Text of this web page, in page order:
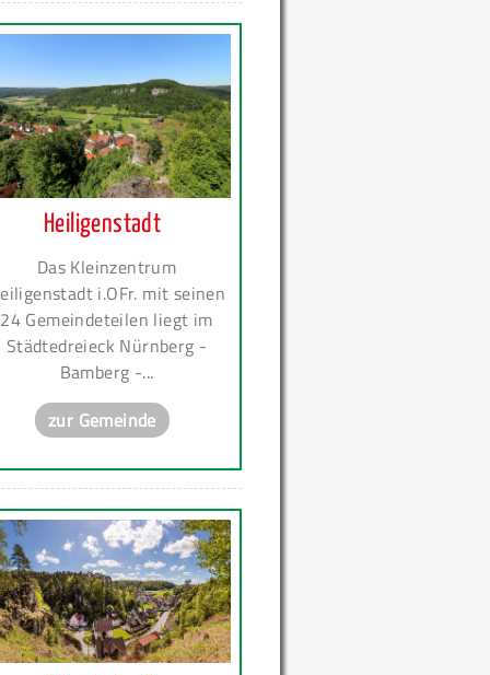
Heiligenstadt
Das Kleinzentrum
i.OFr. mit seinen
24 Gemeindeteilen liegt im
Städtedreieck Nürnberg -
Bamberg -...
zur Gemeinde